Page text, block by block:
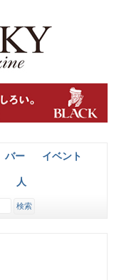
バー イベント
人